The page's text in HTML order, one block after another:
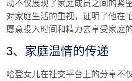
动不仅展现了家庭成员之间的紧
对家庭生活的重视，证明了他在
愿意投入时间和精力去享受家庭
3、家庭温情的传递
哈登女儿在社交平台上的分享不